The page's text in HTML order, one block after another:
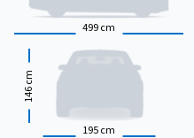
499 cm
195 cm
146
cm